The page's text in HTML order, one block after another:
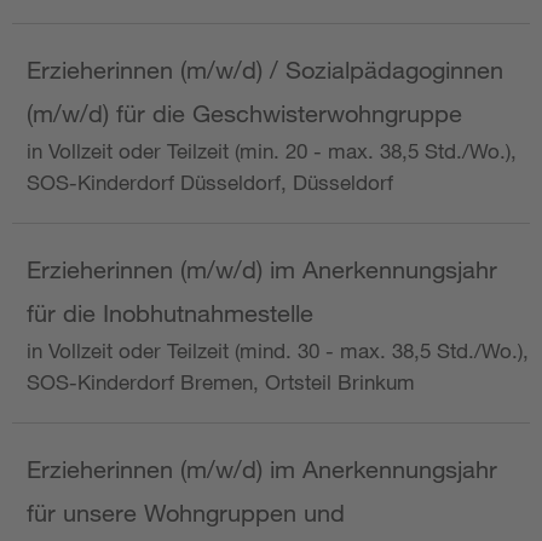
Erzieherinnen (m/w/d) / Sozialpädagoginnen
(m/w/d) für die Geschwisterwohngruppe
in Vollzeit oder Teilzeit (min. 20 - max. 38,5 Std./Wo.),
SOS-Kinderdorf Düsseldorf, Düsseldorf
Erzieherinnen (m/w/d) im Anerkennungsjahr
für die Inobhutnahmestelle
in Vollzeit oder Teilzeit (mind. 30 - max. 38,5 Std./Wo.),
SOS-Kinderdorf Bremen, Ortsteil Brinkum
Erzieherinnen (m/w/d) im Anerkennungsjahr
für unsere Wohngruppen und